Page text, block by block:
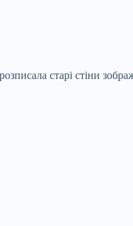
старі стіни